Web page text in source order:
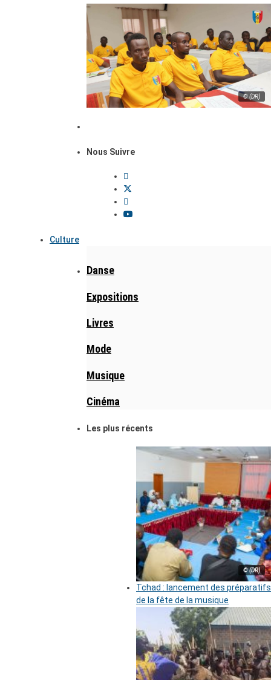
© (DR)
Nous Suivre
Culture
Danse
Expositions
Livres
Mode
Musique
Cinéma
Les plus récents
© (DR)
Tchad : lancement des préparatifs
de la fête de la musique